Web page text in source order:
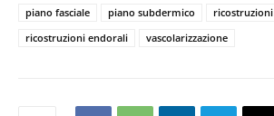
piano fasciale
piano subdermico
ricostruzioni endorali
vascolarizzazione